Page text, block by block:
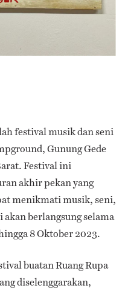
festival musik dan seni
Gunung Gede
Festival ini
akhir pekan yang
menikmati musik, seni,
berlangsung selama
8 Oktober 2023.
buatan Ruang Rupa
diselenggarakan,